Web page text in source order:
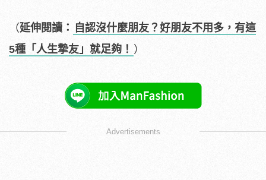
（延伸閱讀：
自認沒什麼朋友？好朋友不用多，有這
5種「人生摯友」就足夠！ ）
Advertisements